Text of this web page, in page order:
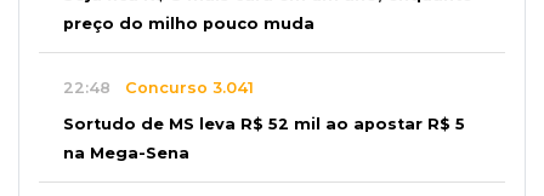
preço do milho pouco muda
22:48 Concurso 3.041
Sortudo de MS leva R$ 52 mil ao apostar R$ 5
na Mega-Sena